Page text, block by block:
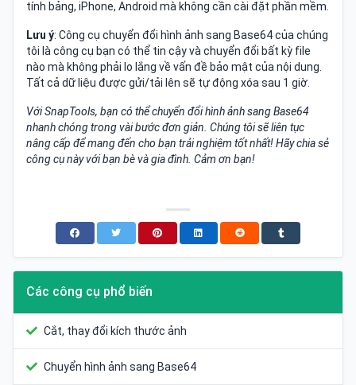
tính bảng, iPhone, Android mà không cần cài đặt phần mềm.
Lưu ý: Công cụ chuyển đổi hình ảnh sang Base64 của chúng
tôi là công cụ bạn có thể tin cậy và chuyển đổi bất kỳ file
nào mà không phải lo lắng về vấn đề bảo mật của nội dung.
Tất cả dữ liệu được gửi/tải lên sẽ tự động xóa sau 1 giờ.
Với SnapTools, bạn có thể chuyển đổi hình ảnh sang Base64
nhanh chóng trong vài bước đơn giản. Chúng tôi sẽ liên tục
nâng cấp để mang đến cho bạn trải nghiệm tốt nhất! Hãy chia sẻ
công cụ này với bạn bè và gia đình. Cảm ơn bạn!
Các công cụ phổ biến
Cắt, thay đổi kích thước ảnh
Chuyển hình ảnh sang Base64